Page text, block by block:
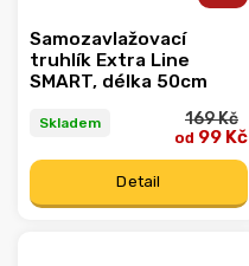
Samozavlažovací
truhlík Extra Line
SMART, délka 50cm
Skladem 169 Kč
od 99 Kč
Detail